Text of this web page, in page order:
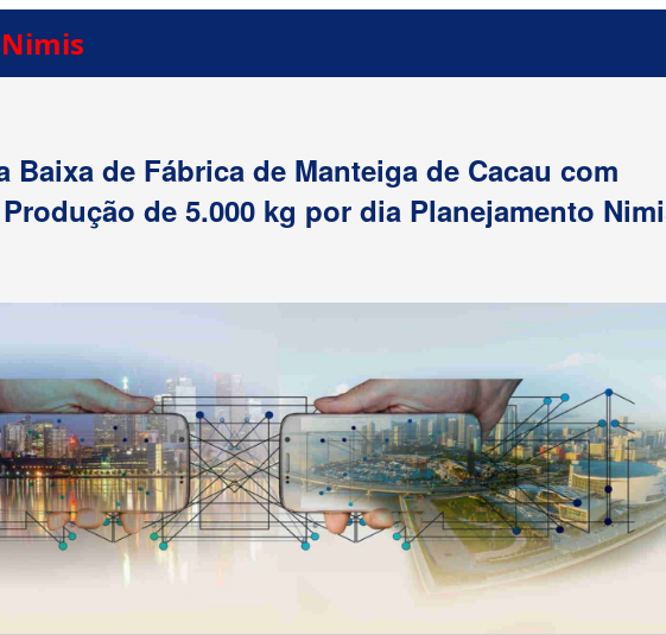
Baixa de Fábrica de Manteiga de Cacau com
de 5.000 kg por dia Planejamento